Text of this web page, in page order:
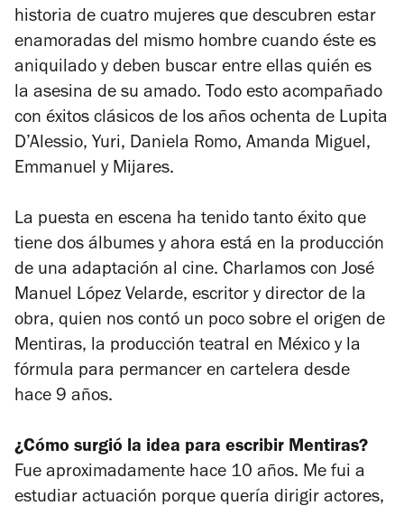
historia de cuatro mujeres que descubren estar
enamoradas del mismo hombre cuando éste es
aniquilado y deben buscar entre ellas quién es
la asesina de su amado. Todo esto acompañado
con éxitos clásicos de los años ochenta de Lupita
D’Alessio, Yuri, Daniela Romo, Amanda Miguel,
Emmanuel y Mijares.
La puesta en escena ha tenido tanto éxito que
tiene dos álbumes y ahora está en la producción
de una adaptación al cine. Charlamos con José
Manuel López Velarde, escritor y director de la
obra, quien nos contó un poco sobre el origen de
Mentiras, la producción teatral en México y la
fórmula para permancer en cartelera desde
hace 9 años.
¿Cómo surgió la idea para escribir Mentiras?
Fue aproximadamente hace 10 años. Me fui a
estudiar actuación porque quería dirigir actores,